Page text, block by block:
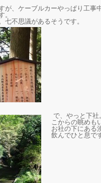
が、ケーブルカーやっぱり工事
。
七不思議があるそうです。
で、やっと下社
こからの眺めも
お社の下にある
飲んでひと息で